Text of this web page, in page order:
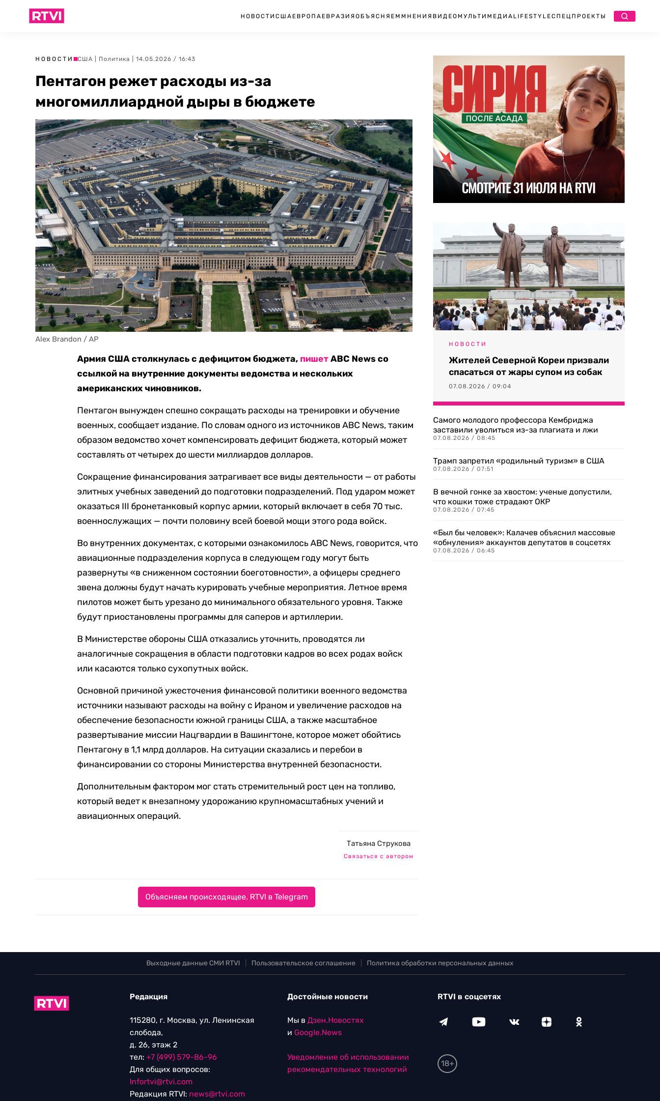
НОВОСТИ США ЕВРОПА ЕВРАЗИЯ ОБЪЯСНЯЕМ МНЕНИЯ ВИДЕО МУЛЬТИМЕДИА LIFESTYLEСПЕЦПРОЕКТЫ
НОВОСТИ США Политика | 14.05.2026 / 16:43
Пентагон режет расходы из-за
многомиллиардной дыры в бюджете
Alex Brandon / AP
Армия США столкнулась с дефицитом бюджета, пишетABC News со
ссылкой на внутренние документы ведомства и нескольких
американских чиновников.
Пентагон вынужден спешно сокращать расходы на тренировки и обучение
военных, сообщает издание. По словам одного из источников ABC News, таким
образом ведомство хочет компенсировать дефицит бюджета, который может
составлять от четырех до шести миллиардов долларов.
Сокращение финансирования затрагивает все виды деятельности — от работы
элитных учебных заведений до подготовки подразделений. Под ударом может
оказаться III бронетанковый корпус армии, который включает в себя 70 тыс.
военнослужащих — почти половину всей боевой мощи этого рода войск.
Во внутренних документах, с которыми ознакомилось ABC News, говорится, что
авиационные подразделения корпуса в следующем году могут быть
развернуты «в сниженном состоянии боеготовности», а офицеры среднего
звена должны будут начать курировать учебные мероприятия. Летное время
пилотов может быть урезано до минимального обязательного уровня. Также
будут приостановлены программы для саперов и артиллерии.
В Министерстве обороны США отказались уточнить, проводятся ли
аналогичные сокращения в области подготовки кадров во всех родах войск
или касаются только сухопутных войск.
Основной причиной ужесточения финансовой политики военного ведомства
источники называют расходы на войну с Ираном и увеличение расходов на
обеспечение безопасности южной границы США, а также масштабное
развертывание миссии Нацгвардии в Вашингтоне, которое может обойтись
Пентагону в 1,1 млрд долларов. На ситуации сказались и перебои в
финансировании со стороны Министерства внутренней безопасности.
Дополнительным фактором мог стать стремительный рост цен на топливо,
который ведет к внезапному удорожанию крупномасштабных учений и
авиационных операций.
Татьяна Струкова
Связаться с автором
Объясняем происходящее. RTVI в Telegram
НОВОСТИ
Жителей Северной Кореи призвали
спасаться от жары супом из собак
07.08.2026 / 09:04
Самого молодого профессора Кембриджа
заставили уволиться из-за плагиата и лжи
07.08.2026 / 08:45
Трамп запретил «родильный туризм» в США
07.08.2026 / 07:51
В вечной гонке за хвостом: ученые допустили,
что кошки тоже страдают ОКР
07.08.2026 / 07:45
«Был бы человек»: Калачев объяснил массовые
«обнуления» аккаунтов депутатов в соцсетях
07.08.2026 / 06:45
Выходные данные СМИ RTVI Пользовательское соглашение Политика обработки персональных данных
Редакция
115280, г. Москва, ул. Ленинская
слобода,
д. 26, этаж 2
тел: +7 (499) 579-86-96
Для общих вопросов:
Infortvi@rtvi.com
Редакция RTVI: news@rtvi.com
Достойные новости
Мы в Дзен.Новостях
и Google.News
Уведомление об использовании
рекомендательных технологий
RTVI в соцсетях
18+